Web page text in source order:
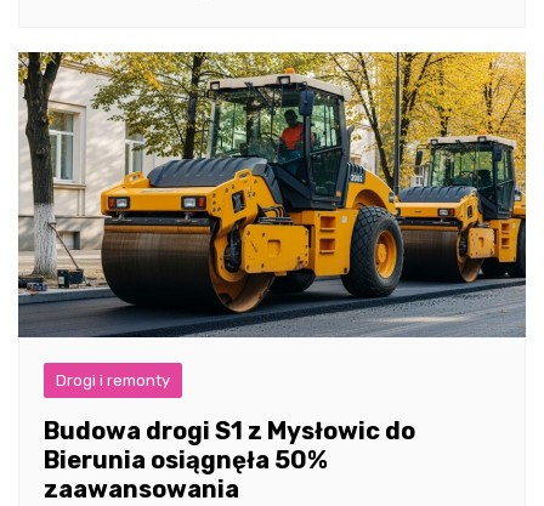
Drogi i remonty
Budowa drogi S1 z Mysłowic do
Bierunia osiągnęła 50%
zaawansowania